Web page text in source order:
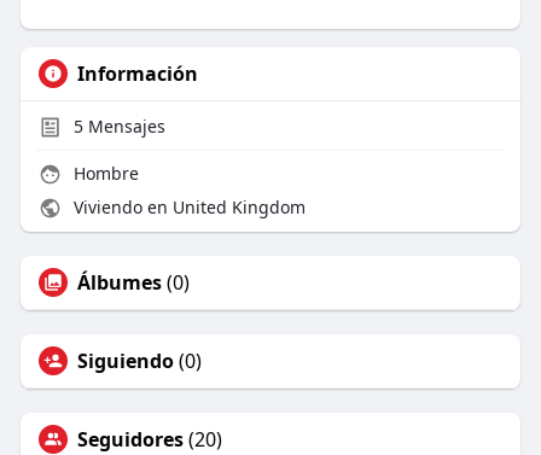
Información
5Mensajes
Hombre
Viviendo en United Kingdom
Álbumes(0)
Siguiendo(0)
Seguidores(20)